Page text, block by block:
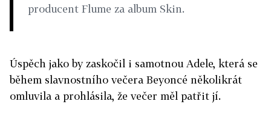
producent Flume za album Skin.
Úspěch jako by zaskočil i samotnou Adele, která se
během slavnostního večera Beyoncé několikrát
omluvila a prohlásila, že večer měl patřit jí.